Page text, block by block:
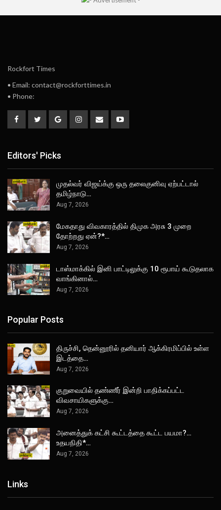
Rockfort Times
• Email: contact@rockforttimes.in
• Phone:
Editors' Picks
முதல்வர் விஜய்க்கு ஒரு தலைகுனிவு ஏற்பட்டால்
தமிழ்நாடு…
Aug 7, 2026
மேகதாது விவகாரத்தில் திமுக அரசு 3 முறை
தோற்றது ஏன்?*…
Aug 7, 2026
டாஸ்மாக்கில் இனி பாட்டிலுக்கு 10 ரூபாய் கூடுதலாக
வாங்கினால்…
Aug 7, 2026
Popular Posts
திருச்சி, தென்னூரில் தனியார் ஆக்கிரமிப்பில் உள்ள
இடத்தை…
Aug 7, 2026
குறுவையில் தண்ணீர் இன்றி பாதிக்கப்பட்ட
விவசாயிகளுக்கு…
Aug 7, 2026
அனைத்துக் கட்சி கூட்டத்தை கூட்ட பயமா?…
உதயநிதி*…
Aug 7, 2026
Links